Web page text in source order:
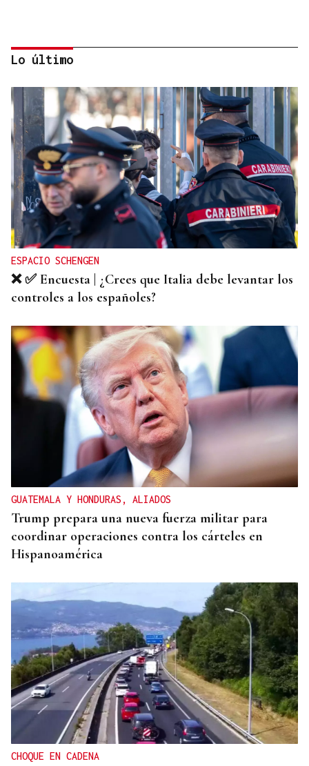
MÁS DEPORTE
La ourensana Anna Soares roza el podio del
Campeonato de España de Ajedrez
Lo último
ESPACIO SCHENGEN
❌ ✅ Encuesta | ¿Crees que Italia debe levantar los
controles a los españoles?
GUATEMALA Y HONDURAS, ALIADOS
Trump prepara una nueva fuerza militar para
coordinar operaciones contra los cárteles en
Hispanoamérica
CHOQUE EN CADENA